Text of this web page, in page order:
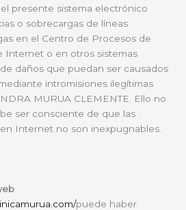
presente sistema electrónico
o sobrecargas de líneas
en el Centro de Procesos de
Internet o en otros sistemas
daños que puedan ser causados
intromisiones ilegítimas
MURUA CLEMENTE. Ello no
ser consciente de que las
Internet no son inexpugnables.
puede haber